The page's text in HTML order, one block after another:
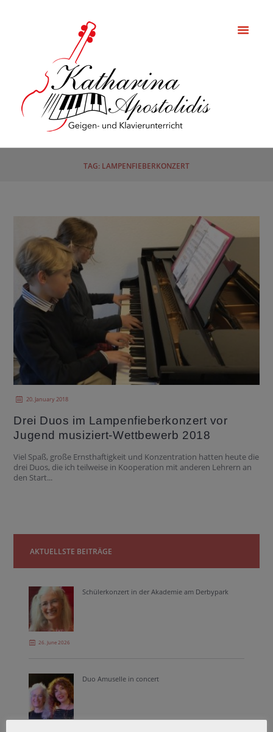
TAG: LAMPENFIEBERKONZERT
20. January 2018
Drei Duos im Lampenfieberkonzert vor
Jugend musiziert-Wettbewerb 2018
Viel Spaß, große Ernsthaftigkeit und Konzentration hatten heute die
drei Duos, die ich teilweise in Kooperation mit anderen Lehrern an
den Start...
AKTUELLSTE BEITRÄGE
Schülerkonzert in der Akademie am Derbypark
26. June 2026
Duo Amuselle in concert